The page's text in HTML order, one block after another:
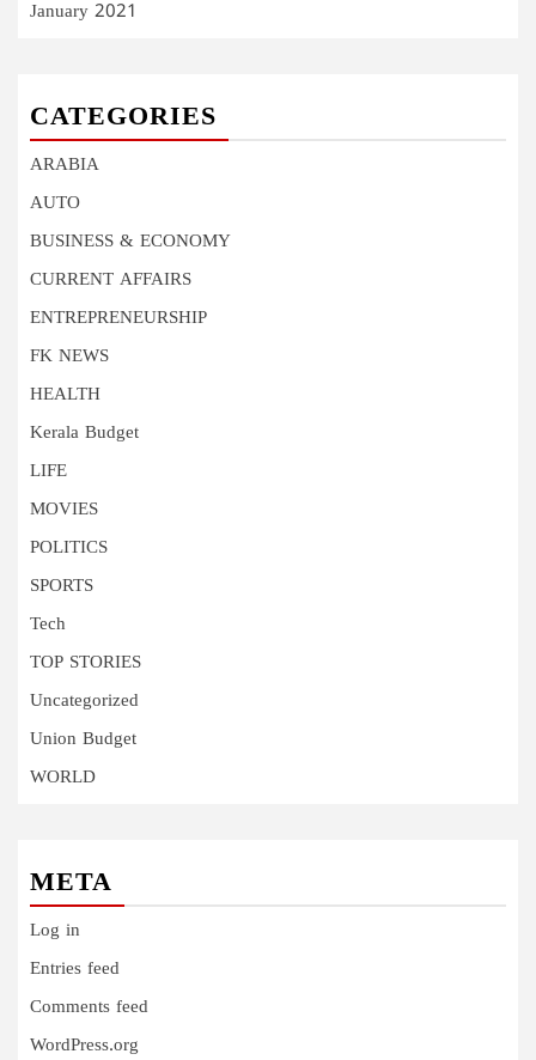
January 2021
CATEGORIES
ARABIA
AUTO
BUSINESS & ECONOMY
CURRENT AFFAIRS
ENTREPRENEURSHIP
FK NEWS
HEALTH
Kerala Budget
LIFE
MOVIES
POLITICS
SPORTS
Tech
TOP STORIES
Uncategorized
Union Budget
WORLD
META
Log in
Entries feed
Comments feed
WordPress.org